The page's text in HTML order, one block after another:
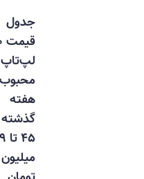
جدول
قیمت ۱۰
لپ‌تاپ‌
محبوب
گذشته / از
۴۵ تا ۱۹۹
میلیون